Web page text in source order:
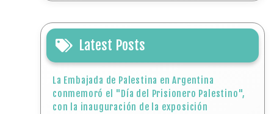
Latest Posts
La Embajada de Palestina en Argentina
conmemoró el "Día del Prisionero Palestino",
con la inauguración de la exposición